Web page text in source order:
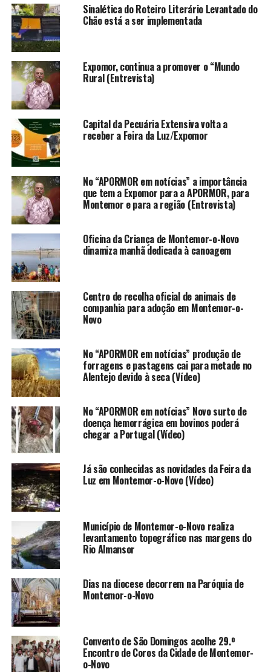
Sinalética do Roteiro Literário Levantado do
Chão está a ser implementada
Expomor, continua a promover o “Mundo
Rural (Entrevista)
Capital da Pecuária Extensiva volta a
receber a Feira da Luz/Expomor
No “APORMOR em notícias” a importância
que tem a Expomor para a APORMOR, para
Montemor e para a região (Entrevista)
Oficina da Criança de Montemor-o-Novo
dinamiza manhã dedicada à canoagem
Centro de recolha oficial de animais de
companhia para adoção em Montemor-o-
Novo
No “APORMOR em notícias” produção de
forragens e pastagens cai para metade no
Alentejo devido à seca (Vídeo)
No “APORMOR em notícias” Novo surto de
doença hemorrágica em bovinos poderá
chegar a Portugal (Vídeo)
Já são conhecidas as novidades da Feira da
Luz em Montemor-o-Novo (Vídeo)
Município de Montemor-o-Novo realiza
levantamento topográfico nas margens do
Rio Almansor
Dias na diocese decorrem na Paróquia de
Montemor-o-Novo
Convento de São Domingos acolhe 29.º
Encontro de Coros da Cidade de Montemor-
o-Novo